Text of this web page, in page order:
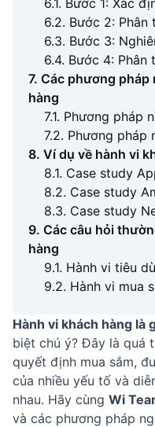
6.1. Bước 1: Xác
6.2. Bước 2:
6.3. Bước 3:
6.4. Bước 4:
7. Các phương
hàng
7.1. Phương pháp
7.2. Phương pháp
8. Ví dụ về hành vi
8.1. Case study
8.2. Case study
8.3. Case study
9. Các câu hỏi
hàng
9.1. Hành vi tiêu
9.2. Hành vi mua
Hành vi khách hàng là
biệt chú ý? Đây là quá
quyết định mua sắm,
của nhiều yếu tố và
nhau. Hãy cùng Wi
và các phương pháp